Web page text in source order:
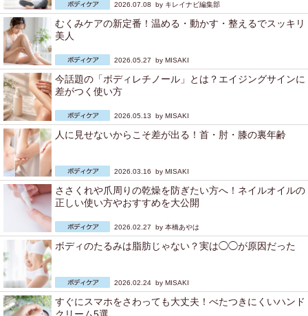
2026.07.08 by キレイナビ編集部
むくみケアの新定番！温める・動かす・整えるでスッキリ
美人
2026.05.27 by MISAKI
今話題の「ボディレチノール」とは？エイジングサインに
差がつく使い方
2026.05.13 by MISAKI
人に見せないからこそ差が出る！首・肘・膝の裏年齢
2026.03.16 by MISAKI
ささくれや爪周りの乾燥を防ぎたい方へ！ネイルオイルの
正しい使い方やおすすめを大公開
2026.02.27 by 本橋あやは
ボディのたるみは脂肪じゃない？実は◯◯が原因だった
2026.02.24 by MISAKI
すぐにスマホをさわっても大丈夫！べたつきにくいハンド